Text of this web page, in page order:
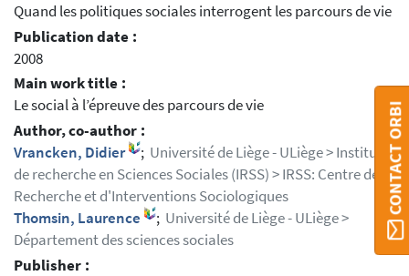
Quand les politiques sociales interrogent les parcours de vie
Publication date :
2008
Main work title :
Le social à l’épreuve des parcours de vie
Author, co-author :
Vrancken, Didier
; Université de Liège - ULiège > Institut
de recherche en Sciences Sociales (IRSS) > IRSS: Centre de
Recherche et d'Interventions Sociologiques
Thomsin, Laurence
; Université de Liège - ULiège >
Département des sciences sociales
Publisher :
CONTACT ORBI